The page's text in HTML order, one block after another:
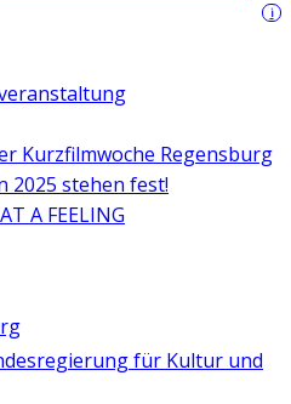
i
Kurzfilmwoche Regensburg
2025 stehen fest!
A FEELING